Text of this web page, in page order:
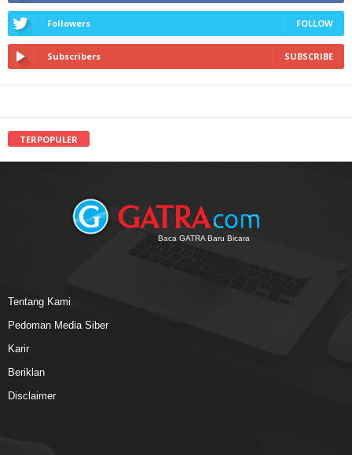
Followers FOLLOW
Subscribers SUBSCRIBE
TERPOPULER
Baca GATRA Baru Bicara
Tentang Kami
Pedoman Media Siber
Karir
Beriklan
Disclaimer